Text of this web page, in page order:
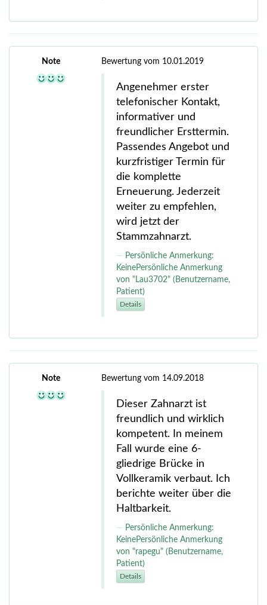
Note Bewertung vom 10.01.2019
Angenehmer erster
telefonischer Kontakt,
informativer und
freundlicher Ersttermin.
Passendes Angebot und
kurzfristiger Termin für
die komplette
Erneuerung. Jederzeit
weiter zu empfehlen,
wird jetzt der
Stammzahnarzt.
Persönliche Anmerkung:
KeinePersönliche Anmerkung
von "Lau3702" (Benutzername,
Patient)
Details
Note Bewertung vom 14.09.2018
Dieser Zahnarzt ist
freundlich und wirklich
kompetent. In meinem
Fall wurde eine 6-
gliedrige Brücke in
Vollkeramik verbaut. Ich
berichte weiter über die
Haltbarkeit.
Persönliche Anmerkung:
KeinePersönliche Anmerkung
von "rapegu" (Benutzername,
Patient)
Details